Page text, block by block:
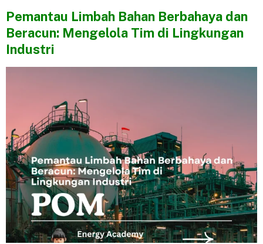
Pemantau Limbah Bahan Berbahaya dan
Beracun: Mengelola Tim di Lingkungan
Industri